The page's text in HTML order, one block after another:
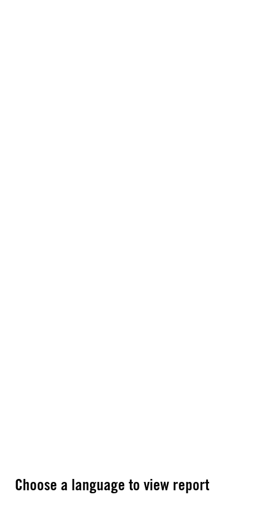
Choose a language to view report